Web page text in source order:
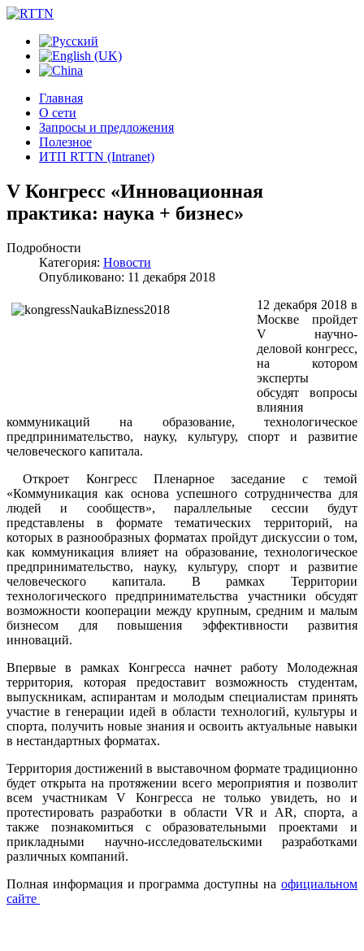
Главная
О сети
Запросы и предложения
Полезное
ИТП RTTN (Intranet)
V Конгресс «Инновационная
практика: наука + бизнес»
Подробности
Категория: Новости
Опубликовано: 11 декабря 2018
12 декабря 2018 в
Москве пройдет
V научно-
деловой конгресс,
на котором
эксперты
обсудят вопросы
влияния
коммуникаций на образование, технологическое
предпринимательство, науку, культуру, спорт и развитие
человеческого капитала.
Откроет Конгресс Пленарное заседание с темой
«Коммуникация как основа успешного сотрудничества для
людей и сообществ», параллельные сессии будут
представлены в формате тематических территорий, на
которых в разнообразных форматах пройдут дискуссии о том,
как коммуникация влияет на образование, технологическое
предпринимательство, науку, культуру, спорт и развитие
человеческого капитала. В рамках Территории
технологического предпринимательства участники обсудят
возможности кооперации между крупным, средним и малым
бизнесом для повышения эффективности развития
инноваций.
Впервые в рамках Конгресса начнет работу Молодежная
территория, которая предоставит возможность студентам,
выпускникам, аспирантам и молодым специалистам принять
участие в генерации идей в области технологий, культуры и
спорта, получить новые знания и освоить актуальные навыки
в нестандартных форматах.
Территория достижений в выставочном формате традиционно
будет открыта на протяжении всего мероприятия и позволит
всем участникам V Конгресса не только увидеть, но и
протестировать разработки в области VR и AR, спорта, а
также познакомиться с образовательными проектами и
прикладными научно-исследовательскими разработками
различных компаний.
Полная информация и программа доступны на официальном
сайте